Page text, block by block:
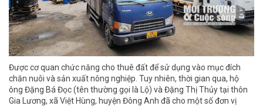
Được cơ quan chức năng cho thuê đất để sử dụng vào mục đích
chăn nuôi và sản xuất nông nghiệp. Tuy nhiên, thời gian qua, hộ
ông Đặng Bá Đọc (tên thường gọi là Lộ) và Đặng Thị Thủy tại thôn
Gia Lương, xã Việt Hùng, huyện Đông Anh đã cho một số đơn vị